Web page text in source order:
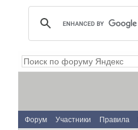
Форум Участники Правила